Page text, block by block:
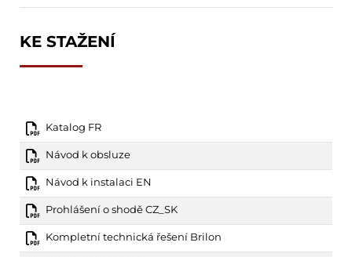
KE STAŽENÍ
Katalog FR
Návod k obsluze
Návod k instalaci EN
Prohlášení o shodě CZ_SK
Kompletní technická řešení Brilon